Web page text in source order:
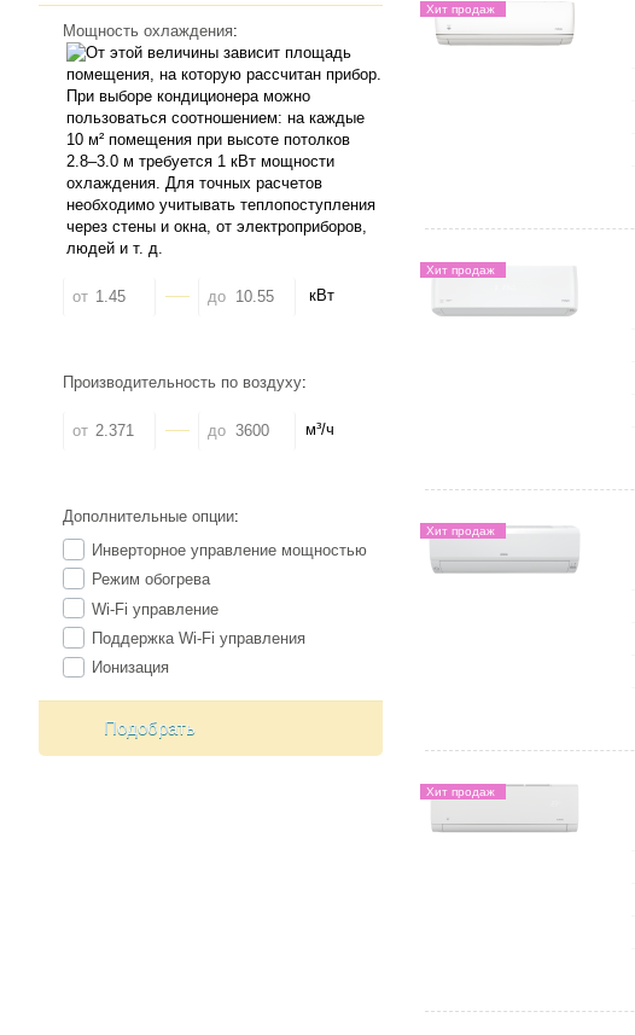
Мощность охлаждения:
от до кВт
Производительность по воздуху:
от до м³/ч
Дополнительные опции:
Инверторное управление мощностью
Режим обогрева
Wi-Fi управление
Поддержка Wi-Fi управления
Ионизация
Подобрать
Хит продаж
Хит продаж
Хит продаж
Хит продаж